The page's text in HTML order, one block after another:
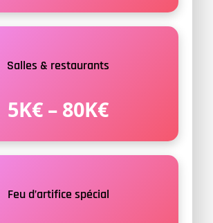
Salles & restaurants
5K€ – 80K€
Feu d’artifice spécial